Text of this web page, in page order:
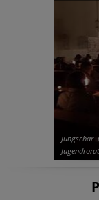
Jungschar-